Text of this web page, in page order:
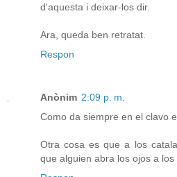
d'aquesta i deixar-los dir.
Ara, queda ben retratat.
Respon
Anònim 2:09 p. m.
Como da siempre en el clavo
Otra cosa es que a los
que alguien abra los ojos a